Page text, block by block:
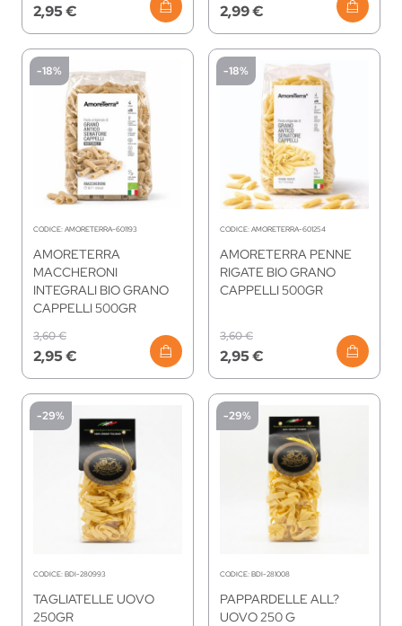
2,95 € 2,99 €
-18%
CODICE: AMORETERRA-601193
AMORETERRA
MACCHERONI
INTEGRALI BIO GRANO
CAPPELLI 500GR
2,95 €
3,60 €
-18%
CODICE: AMORETERRA-601254
AMORETERRA PENNE
RIGATE BIO GRANO
CAPPELLI 500GR
2,95 €
3,60 €
-29%
CODICE: BDI-280993
TAGLIATELLE UOVO
250GR
-29%
CODICE: BDI-281008
PAPPARDELLE ALL?
UOVO 250 G